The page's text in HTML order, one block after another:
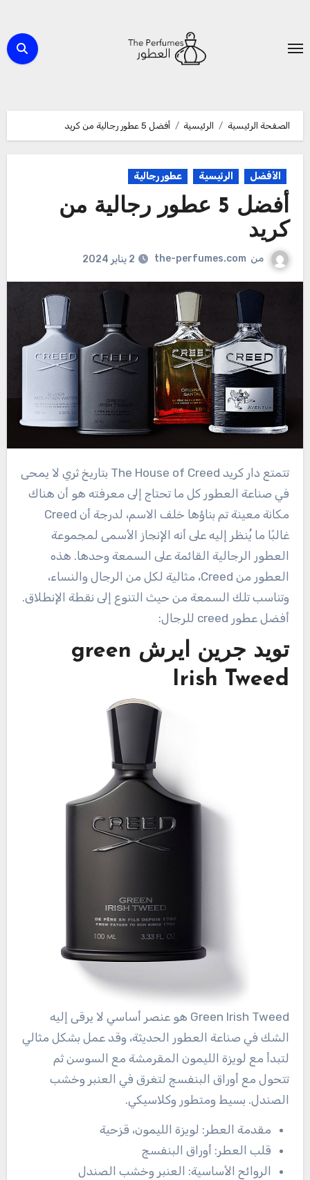
المحتوى
الصفحة الرئيسية الرئيسية أفضل 5 عطور رجالية من كريد
الأفضل الرئيسية عطور رجالية
أفضل 5 عطور رجالية من
كريد
من the-perfumes.com 2 يناير 2024
تتمتع دار كريد The House of Creed بتاريخ ثري لا يمحى
في صناعة العطور كل ما تحتاج إلى معرفته هو أن هناك
مكانة معينة تم بناؤها خلف الاسم، لدرجة أن Creed
غالبًا ما يُنظر إليه على أنه الإنجاز الأسمى لمجموعة
العطور الرجالية القائمة على السمعة وحدها. هذه
العطور من Creed، مثالية لكل من الرجال والنساء،
وتناسب تلك السمعة من حيث التنوع إلى نقطة الإنطلاق.
أفضل عطور creed للرجال:
تويد جرين ايرش green
Irish Tweed
Green Irish Tweed هو عنصر أساسي لا يرقى إليه
الشك في صناعة العطور الحديثة، وقد عمل بشكل مثالي
لتبدأ مع لويزة الليمون المقرمشة مع السوسن ثم
تتحول مع أوراق البنفسج لتغرق في العنبر وخشب
الصندل. بسيط ومتطور وكلاسيكي.
مقدمة العطر: لويزة الليمون، قزحية
قلب العطر: أوراق البنفسج
الروائح الأساسية: العنبر وخشب الصندل